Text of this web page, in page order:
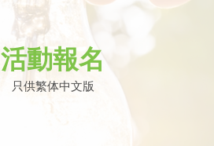
活動報名
只供繁体中文版